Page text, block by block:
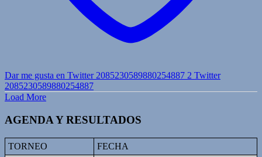
Dar me gusta en Twitter 2085230589880254887 2 Twitter
2085230589880254887
Load More
AGENDA Y RESULTADOS
TORNEO
FECHA